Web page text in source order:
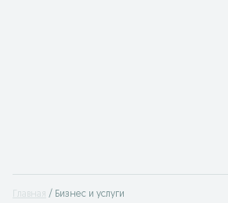
Главная Бизнес и услуги